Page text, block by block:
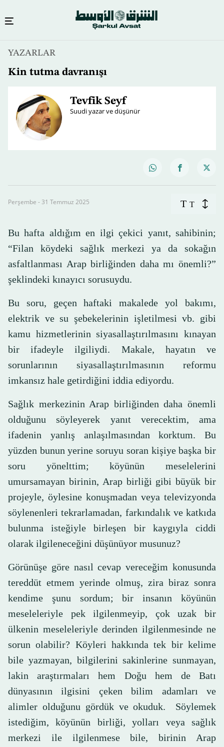
YAZARLAR
Kin tutma davranışı
Tevfik Seyf
Suudi yazar ve düşünür
Perşembe - 31 Temmuz 2025 T T
Bu hafta aldığım en ilgi çekici yanıt, sahibinin;
“Filan köydeki sağlık merkezi ya da sokağın
asfaltlanması Arap birliğinden daha mı önemli?”
şeklindeki kınayıcı sorusuydu.
Bu soru, geçen haftaki makalede yol bakımı,
elektrik ve su şebekelerinin işletilmesi vb. gibi
kamu hizmetlerinin siyasallaştırılmasını kınayan
bir ifadeyle ilgiliydi. Makale, hayatın ve
sorunlarının siyasallaştırılmasının reformu
imkansız hale getirdiğini iddia ediyordu.
Sağlık merkezinin Arap birliğinden daha önemli
olduğunu söyleyerek yanıt verecektim, ama
ifadenin yanlış anlaşılmasından korktum. Bu
yüzden bunun yerine soruyu soran kişiye başka bir
soru yönelttim; köyünün meselelerini
umursamayan birinin, Arap birliği gibi büyük bir
projeyle, öylesine konuşmadan veya televizyonda
söylenenleri tekrarlamadan, farkındalık ve katkıda
bulunma isteğiyle birleşen bir kaygıyla ciddi
olarak ilgileneceğini düşünüyor musunuz?
Görünüşe göre nasıl cevap vereceğim konusunda
tereddüt etmem yerinde olmuş, zira biraz sonra
kendime şunu sordum; bir insanın köyünün
meseleleriyle pek ilgilenmeyip, çok uzak bir
ülkenin meseleleriyle derinden ilgilenmesinde ne
sorun olabilir? Köyleri hakkında tek bir kelime
bile yazmayan, bilgilerini sakinlerine sunmayan,
lakin araştırmaları hem Doğu hem de Batı
dünyasının ilgisini çeken bilim adamları ve
alimler olduğunu gördük ve okuduk. Söylemek
istediğim, köyünün birliği, yolları veya sağlık
merkezi ile ilgilenmese bile, birinin Arap